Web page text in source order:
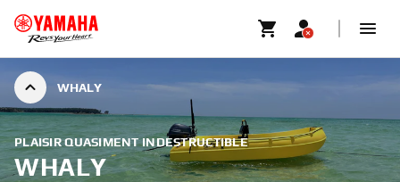
WHALY
PLAISIR QUASIMENT INDESTRUCTIBLE
WHALY